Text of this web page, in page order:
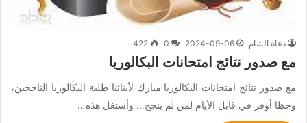
دعاة الشام 2024-09-06
0
422
مع صدور نتائج امتحانات البكالوريا
مع صدور نتائج امتحانات البكالوريا مبارك لأبنائنا طلبة البكالوريا الناجحين،
وحظا أوفر في قابل الأيام لمن لم ينجح… وأستغل هذه…